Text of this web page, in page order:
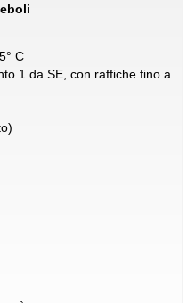
C
1 da SE, con raffiche fino a